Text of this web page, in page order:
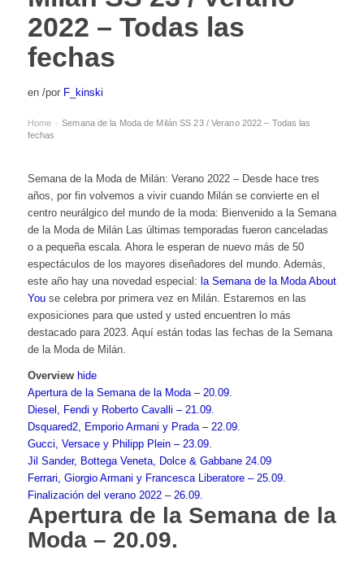
2022 – Todas las
fechas
en /por F_kinski
Home › Semana de la Moda de Milán SS 23 / Verano 2022 – Todas las
fechas
Semana de la Moda de Milán: Verano 2022 – Desde hace tres
años, por fin volvemos a vivir cuando Milán se convierte en el
centro neurálgico del mundo de la moda: Bienvenido a la Semana
de la Moda de Milán Las últimas temporadas fueron canceladas
o a pequeña escala. Ahora le esperan de nuevo más de 50
espectáculos de los mayores diseñadores del mundo. Además,
este año hay una novedad especial: la Semana de la Moda About
Youse celebra por primera vez en Milán. Estaremos en las
exposiciones para que usted y usted encuentren lo más
destacado para 2023. Aquí están todas las fechas de la Semana
de la Moda de Milán.
Overview hide
Apertura de la Semana de la Moda – 20.09.
Diesel, Fendi y Roberto Cavalli – 21.09.
Dsquared2, Emporio Armani y Prada – 22.09.
Gucci, Versace y Philipp Plein – 23.09.
Jil Sander, Bottega Veneta, Dolce & Gabbane 24.09
Ferrari, Giorgio Armani y Francesca Liberatore – 25.09.
Finalización del verano 2022 – 26.09.
Apertura de la Semana de la
Moda – 20.09.